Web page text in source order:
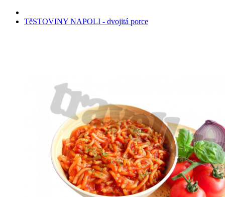
TěSTOVINY NAPOLI - dvojitá porce